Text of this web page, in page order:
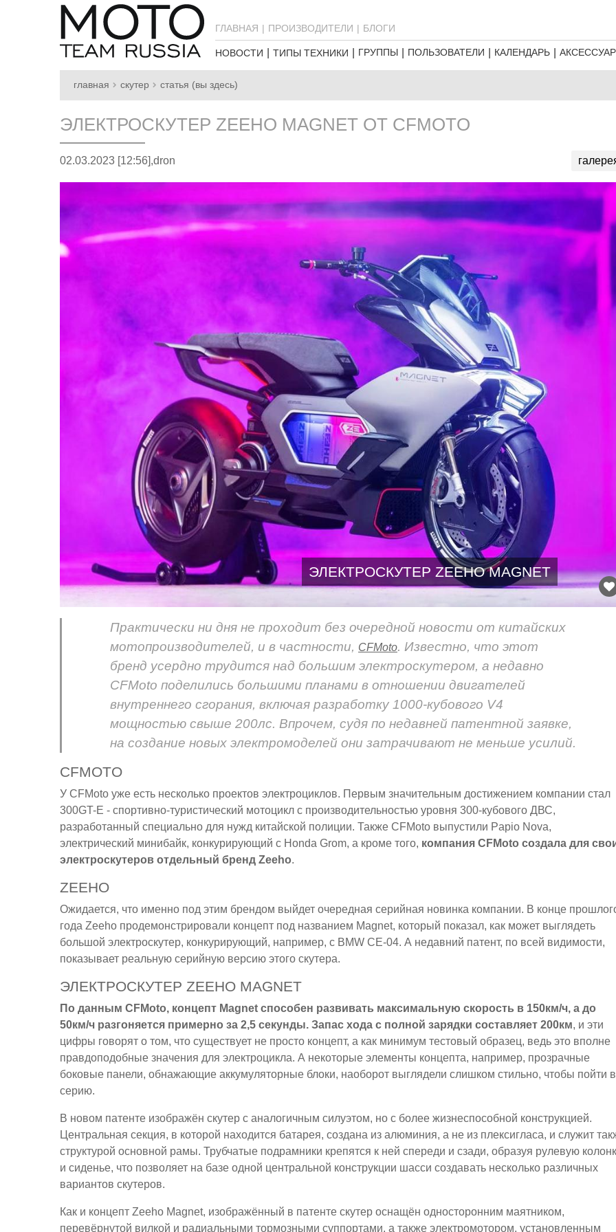
ГЛАВНАЯ ПРОИЗВОДИТЕЛИ БЛОГИ
НОВОСТИ ТИПЫ ТЕХНИКИ ГРУППЫ ПОЛЬЗОВАТЕЛИ КАЛЕНДАРЬ
главная скутер статья (вы здесь)
ЭЛЕКТРОСКУТЕР ZEEHO MAGNET ОТ CFMOTO
02.03.2023 [12:56],dron
ЭЛЕКТРОСКУТЕР ZEEHO MAGNET
Практически ни дня не проходит без очередной новости от китайских
мотопроизводителей, и в частности, CFMoto. Известно, что этот
бренд усердно трудится над большим электроскутером, а недавно
CFMoto поделились большими планами в отношении двигателей
внутреннего сгорания, включая разработку 1000-кубового V4
мощностью свыше 200лс. Впрочем, судя по недавней патентной заявке,
на создание новых электромоделей они затрачивают не меньше усилий.
CFMOTO
У CFMoto уже есть несколько проектов электроциклов. Первым значительным достижением компании стал
300GT-E - спортивно-туристический мотоцикл с производительностью уровня 300-кубового ДВС,
разработанный специально для нужд китайской полиции. Также CFMoto выпустили Papio Nova,
электрический минибайк, конкурирующий с Honda Grom, а кроме того, компания CFMoto создала для
электроскутеров отдельный бренд Zeeho.
ZEEHO
Ожидается, что именно под этим брендом выйдет очередная серийная новинка компании. В конце
года Zeeho продемонстрировали концепт под названием Magnet, который показал, как может выглядеть
большой электроскутер, конкурирующий, например, с BMW CE-04. А недавний патент, по всей видимости,
показывает реальную серийную версию этого скутера.
ЭЛЕКТРОСКУТЕР ZEEHO MAGNET
По данным CFMoto, концепт Magnet способен развивать максимальную скорость в 150км/ч, а до
50км/ч разгоняется примерно за 2,5 секунды. Запас хода с полной зарядки составляет 200км, и эти
цифры говорят о том, что существует не просто концепт, а как минимум тестовый образец, ведь это вполне
правдоподобные значения для электроцикла. А некоторые элементы концепта, например, прозрачные
боковые панели, обнажающие аккумуляторные блоки, наоборот выглядели слишком стильно, чтобы пойти в
серию.
В новом патенте изображён скутер с аналогичным силуэтом, но с более жизнеспособной конструкцией.
Центральная секция, в которой находится батарея, создана из алюминия, а не из плексигласа, и служит
структурой основной рамы. Трубчатые подрамники крепятся к ней спереди и сзади, образуя рулевую
и сиденье, что позволяет на базе одной центральной конструкции шасси создавать несколько различных
вариантов скутеров.
Как и концепт Zeeho Magnet, изображённый в патенте скутер оснащён односторонним маятником,
перевёрнутой вилкой и радиальными тормозными суппортами, а также электромотором, установленным